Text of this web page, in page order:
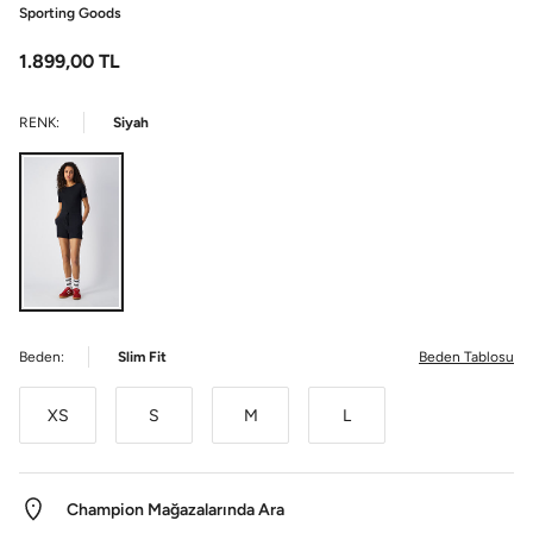
Sporting Goods
1.899,00 TL
RENK: Siyah
Beden: Slim Fit Beden Tablosu
XS S M L
Champion Mağazalarında Ara